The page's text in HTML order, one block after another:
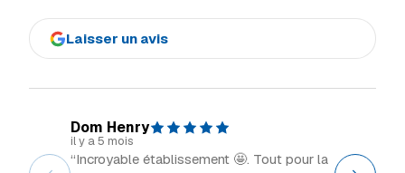
Laisser un avis
Dom Henry
il y a 5 mois
“Incroyable établissement 🤩. Tout pour la
“Grand